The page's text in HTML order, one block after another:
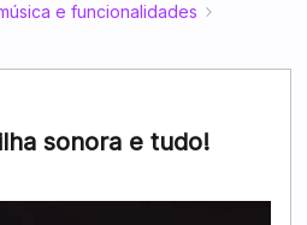
e funcionalidades
sonora e tudo!